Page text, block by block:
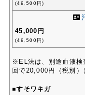
(49,500円)
45,000円
(49,500円)
※EL法は、別途血液検
回で20,000円（税別）
■すそワキガ